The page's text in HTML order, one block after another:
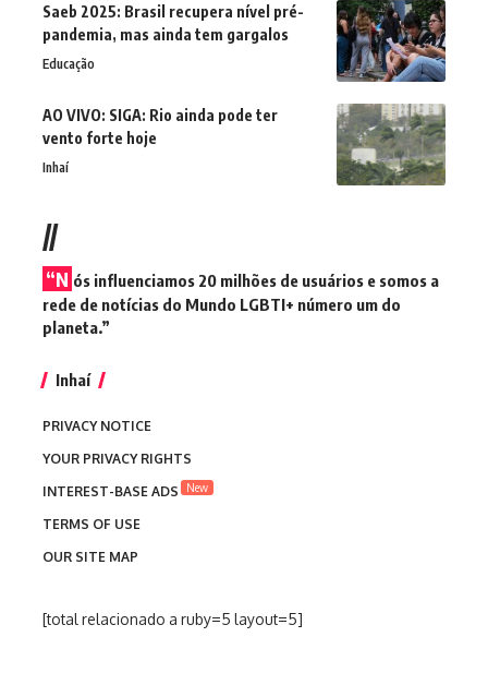
Saeb 2025: Brasil recupera nível pré-
pandemia, mas ainda tem gargalos
Educação
AO VIVO: SIGA: Rio ainda pode ter
vento forte hoje
Inhaí
//
“N ós influenciamos 20 milhões de usuários e somos a
rede de notícias do Mundo LGBTI+ número um do
planeta.”
Inhaí
PRIVACY NOTICE
YOUR PRIVACY RIGHTS
INTEREST-BASE ADS
New
TERMS OF USE
OUR SITE MAP
[total relacionado a ruby=5 layout=5]